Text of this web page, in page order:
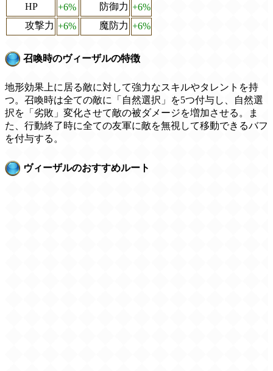
HP
+6% 防御力 +6%
攻撃力 +6% 魔防力 +6%
召喚時のヴィーザルの特徴
地形効果上に居る敵に対して強力なスキルやタレントを持
つ。召喚時は全ての敵に「自然選択」を5つ付与し、自然選
択を「劣敗」変化させて敵の被ダメージを増加させる。ま
た、行動終了時に全ての友軍に敵を無視して移動できるバフ
を付与する。
ヴィーザルのおすすめルート